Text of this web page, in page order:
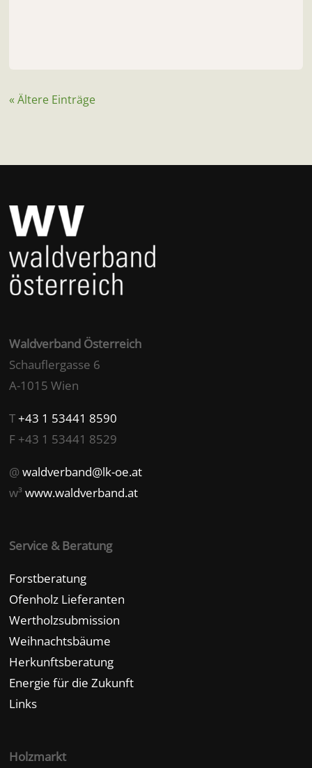
« Ältere Einträge
Waldverband Österreich
Schauflergasse 6
A-1015 Wien
T+43 1 53441 8590
F +43 1 53441 8529
@waldverband@lk-oe.at
w³www.waldverband.at
Service & Beratung
Forstberatung
Ofenholz Lieferanten
Wertholzsubmission
Weihnachtsbäume
Herkunftsberatung
Energie für die Zukunft
Links
Holzmarkt